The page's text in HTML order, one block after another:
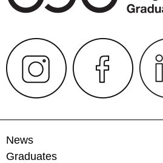
News
Graduates